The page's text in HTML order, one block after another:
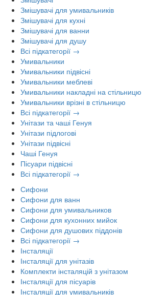
Змішувачі для умивальників
Змішувачі для кухні
Змішувачі для ванни
Змішувачі для душу
Всі підкатегорії →
Умивальники
Умивальники підвісні
Умивальники меблеві
Умивальники накладні на стільницю
Умивальники врізні в стільницю
Всі підкатегорії →
Унітази та чаші Генуя
Унітази підлогові
Унітази підвісні
Чаші Генуя
Пісуари підвісні
Всі підкатегорії →
Сифони
Сифони для ванн
Сифони для умивальников
Сифони для кухонних мийок
Сифони для душових піддонів
Всі підкатегорії →
Інсталяції
Інсталяції для унітазів
Комплекти інсталяцій з унітазом
Інсталяції для пісуарів
Інсталяції для умивальників